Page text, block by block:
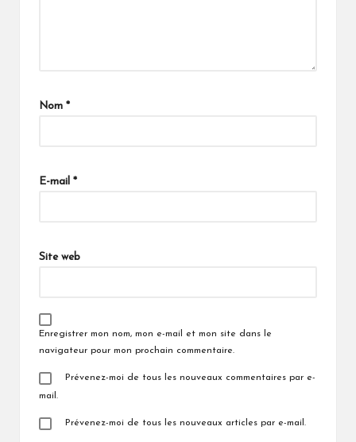
Nom *
E-mail *
Site web
Enregistrer mon nom, mon e-mail et mon site dans le
navigateur pour mon prochain commentaire.
Prévenez-moi de tous les nouveaux commentaires par e-
mail.
Prévenez-moi de tous les nouveaux articles par e-mail.